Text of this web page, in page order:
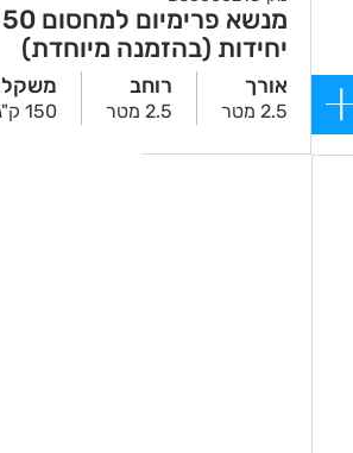
מנשא פרימיום למחסום 50
יחידות (בהזמנה מיוחדת)
אורך
2.5 מטר
רוחב
2.5 מטר
משקל
150 ק"ג